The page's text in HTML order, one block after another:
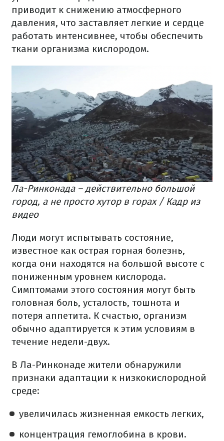
приводит к снижению атмосферного
давления, что заставляет легкие и сердце
работать интенсивнее, чтобы обеспечить
ткани организма кислородом.
Ла-Ринконада – действительно большой
город, а не просто хутор в горах / Кадр из
видео
Люди могут испытывать состояние,
известное как острая горная болезнь,
когда они находятся на большой высоте с
пониженным уровнем кислорода.
Симптомами этого состояния могут быть
головная боль, усталость, тошнота и
потеря аппетита. К счастью, организм
обычно адаптируется к этим условиям в
течение недели-двух.
В Ла-Ринконаде жители обнаружили
признаки адаптации к низкокислородной
среде:
увеличилась жизненная емкость легких,
концентрация гемоглобина в крови.